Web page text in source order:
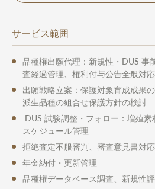
サービス範囲
品種権出願代理：新規性・DUS 事
査経過管理、権利付与公告全般対応
出願戦略立案：保護対象育成成果
派生品種の組合せ保護方針の検討
DUS 試験調整・フォロー：増殖
スケジュール管理
拒絶査定不服審判、審査意見書対応
年金納付・更新管理
品種権データベース調査、新規性